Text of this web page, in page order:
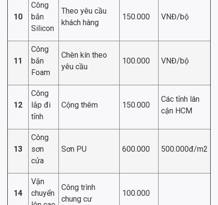
10
Công
bắn
Silicon
Theo yêu cầu
khách hàng
150.000 VNĐ/bộ
11
Công
bắn
Foam
Chèn kín theo
yêu cầu
100.000 VNĐ/bộ
12
Công
lắp đi
tỉnh
Cộng thêm 150.000
Các tỉnh lân
cận HCM
13
Công
sơn
cửa
Sơn PU 600.000 500.000đ/m2
14
Vận
chuyển
Công trình
chung cư
100.000